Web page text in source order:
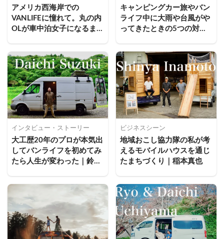
アメリカ西海岸での
VANLIFEに憧れて。丸の内
OLが車中泊女子になるま
キャンピングカー旅やバン
ライフ中に大雨や台風がや
ってきたときの5つの対処
インタビュー・ストーリー
大工歴20年のプロが本気出
してバンライフを初めてみ
たら人生が変わった｜鈴木
ビジネスシーン
地域おこし協力隊の私が考
えるモバイルハウスを通じ
たまちづくり｜稲本真也